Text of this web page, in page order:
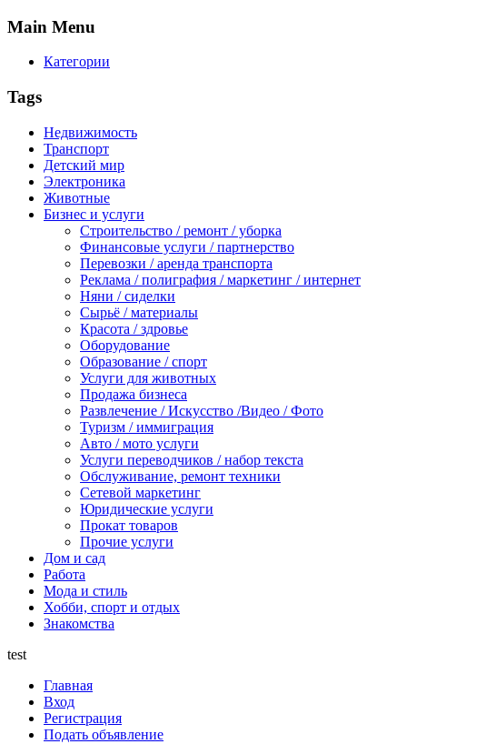
Main Menu
Категории
Tags
Недвижимость
Транспорт
Детский мир
Электроника
Животные
Бизнес и услуги
Строительство / ремонт / уборка
Финансовые услуги / партнерство
Перевозки / аренда транспорта
Реклама / полиграфия / маркетинг / интернет
Няни / сиделки
Сырьё / материалы
Красота / здровье
Оборудование
Образование / спорт
Услуги для животных
Продажа бизнеса
Развлечение / Искусство /Видео / Фото
Туризм / иммиграция
Авто / мото услуги
Услуги переводчиков / набор текста
Обслуживание, ремонт техники
Сетевой маркетинг
Юридические услуги
Прокат товаров
Прочие услуги
Дом и сад
Работа
Мода и стиль
Хобби, спорт и отдых
Знакомства
test
Главная
Вход
Регистрация
Подать объявление